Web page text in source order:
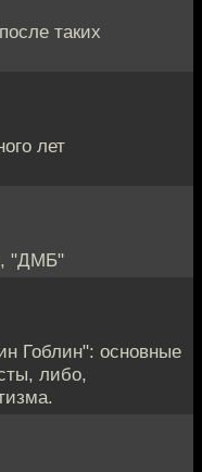
таких
лет
"ДМБ"
Гоблин": основные
либо,